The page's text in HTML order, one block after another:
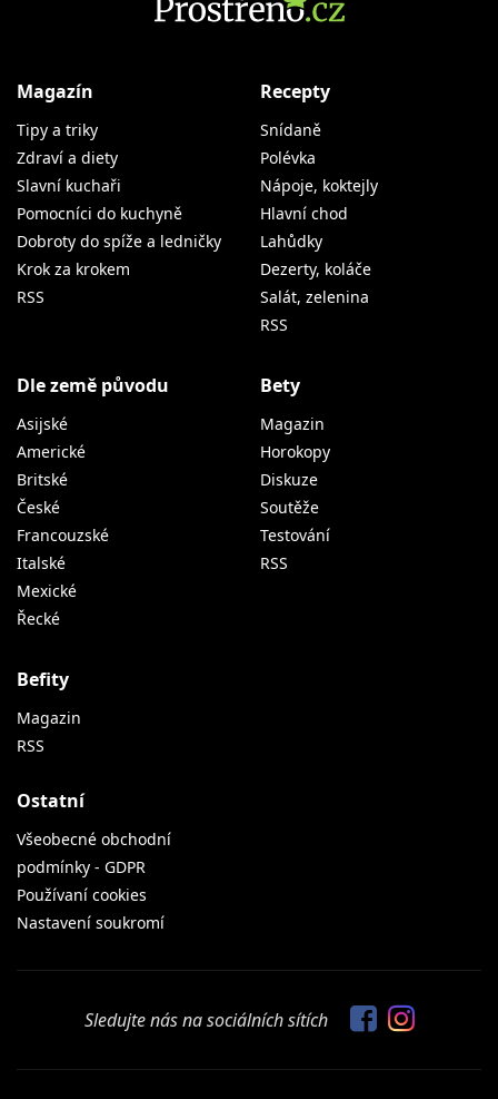
Magazín
Tipy a triky
Zdraví a diety
Slavní kuchaři
Pomocníci do kuchyně
Dobroty do spíže a ledničky
Krok za krokem
RSS
Recepty
Snídaně
Polévka
Nápoje, koktejly
Hlavní chod
Lahůdky
Dezerty, koláče
Salát, zelenina
RSS
Dle země původu
Asijské
Americké
Britské
České
Francouzské
Italské
Mexické
Řecké
Bety
Magazin
Horokopy
Diskuze
Soutěže
Testování
RSS
Befity
Magazin
RSS
Ostatní
Všeobecné obchodní
podmínky - GDPR
Používaní cookies
Nastavení soukromí
Sledujte nás na sociálních sítích